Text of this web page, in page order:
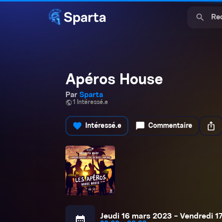
search
Apéros House
Par Sparta
public1 Intéressé.e
favorite Intéressé.e chat_bubble Commentaire ios_share
Jeudi 16 mars 2023 - Vendredi